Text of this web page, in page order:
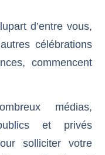
d’entre vous,
célébrations
commencent
médias,
et privés
solliciter votre